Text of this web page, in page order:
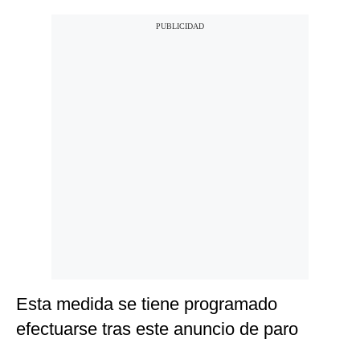
Esta medida se tiene programado
efectuarse tras este anuncio de paro